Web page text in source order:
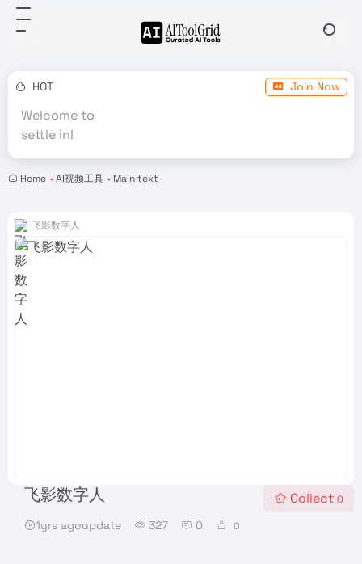
HOT Join Now
Welcome to
settle in!
Home • AI视频工具 • Main text
飞影数字人
1yrs agoupdate 327 0 0
Collect 0
飞影数字人